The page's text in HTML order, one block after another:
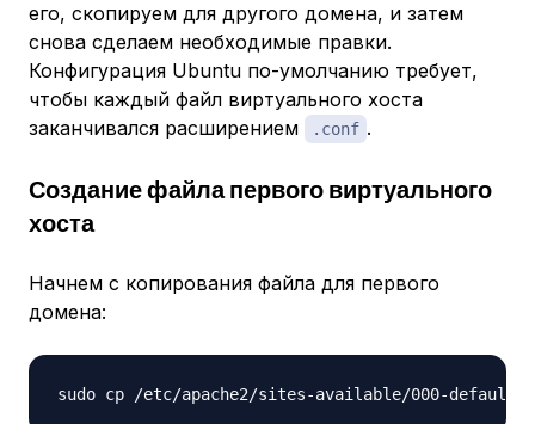
его, скопируем для другого домена, и затем
снова сделаем необходимые правки.
Конфигурация Ubuntu по-умолчанию требует,
чтобы каждый файл виртуального хоста
заканчивался расширением
.conf .
Создание файла первого виртуального
хоста
Начнем с копирования файла для первого
домена:
sudo cp /etc/apache2/sites-available/000-